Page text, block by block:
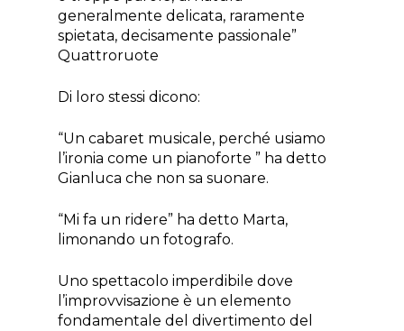
generalmente delicata, raramente
spietata, decisamente passionale”
Quattroruote
Di loro stessi dicono:
“Un cabaret musicale, perché usiamo
l’ironia come un pianoforte ” ha detto
Gianluca che non sa suonare.
“Mi fa un ridere” ha detto Marta,
limonando un fotografo.
Uno spettacolo imperdibile dove
l’improvvisazione è un elemento
fondamentale del divertimento del